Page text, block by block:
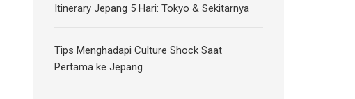
Itinerary Jepang 5 Hari: Tokyo & Sekitarnya
Tips Menghadapi Culture Shock Saat
Pertama ke Jepang